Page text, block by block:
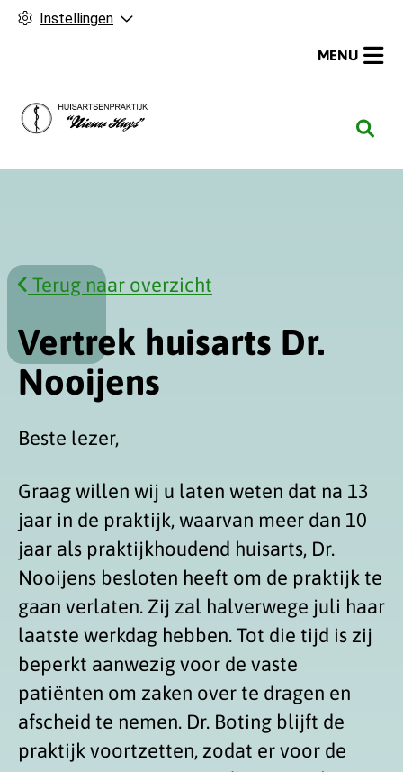
Instellingen
H
MENU
Terug naar overzicht
Vertrek huisarts Dr.
Nooijens
Beste lezer,
Graag willen wij u laten weten dat na 13
jaar in de praktijk, waarvan meer dan 10
jaar als praktijkhoudend huisarts, Dr.
Nooijens besloten heeft om de praktijk te
gaan verlaten. Zij zal halverwege juli haar
laatste werkdag hebben. Tot die tijd is zij
beperkt aanwezig voor de vaste
patiënten om zaken over te dragen en
afscheid te nemen. Dr. Boting blijft de
praktijk voortzetten, zodat er voor de